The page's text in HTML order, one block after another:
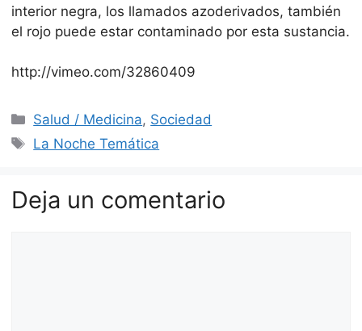
interior negra, los llamados azoderivados, también
el rojo puede estar contaminado por esta sustancia.
http://vimeo.com/32860409
Categorías
Salud / Medicina, Sociedad
Etiquetas
La Noche Temática
Deja un comentario